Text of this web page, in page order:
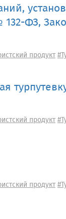
132-ФЗ,
продукт
продукт
продукт